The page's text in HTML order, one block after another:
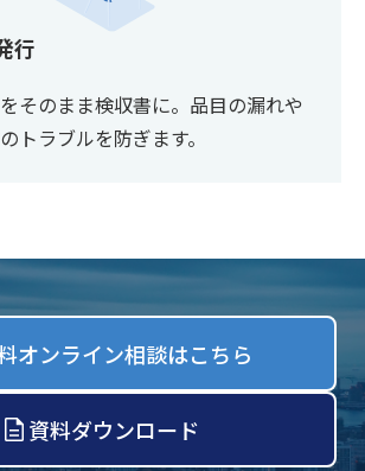
行
そのまま検収書に。品目の漏れや
トラブルを防ぎます。
オンライン相談はこちら
資料ダウンロード